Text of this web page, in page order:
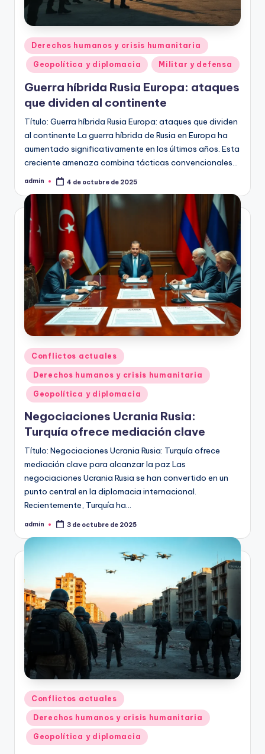
Publicado
en
Derechos humanos y crisis humanitaria
Geopolítica y diplomacia Militar y defensa
Guerra híbrida Rusia Europa: ataques
que dividen al continente
Título: Guerra híbrida Rusia Europa: ataques que dividen
al continente La guerra híbrida de Rusia en Europa ha
aumentado significativamente en los últimos años. Esta
creciente amenaza combina tácticas convencionales…
Publicado
admin 4 de octubre de 2025
Publicado
en
Conflictos actuales
Derechos humanos y crisis humanitaria
Geopolítica y diplomacia
Negociaciones Ucrania Rusia:
Turquía ofrece mediación clave
Título: Negociaciones Ucrania Rusia: Turquía ofrece
mediación clave para alcanzar la paz Las
negociaciones Ucrania Rusia se han convertido en un
punto central en la diplomacia internacional.
Recientemente, Turquía ha…
Publicado
admin 3 de octubre de 2025
Publicado
en
Conflictos actuales
Derechos humanos y crisis humanitaria
Geopolítica y diplomacia